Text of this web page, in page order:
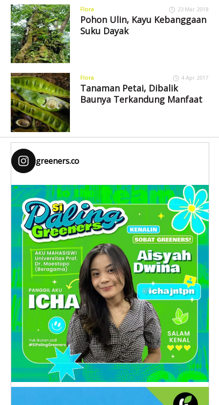
Flora 23 Mar 2018
Pohon Ulin, Kayu Kebanggaan
Suku Dayak
Flora 4 Apr 2017
Tanaman Petai, Dibalik
Baunya Terkandung Manfaat
greeners.co